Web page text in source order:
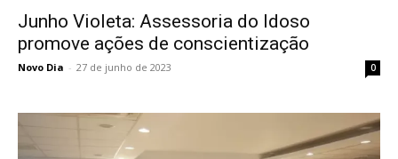
Junho Violeta: Assessoria do Idoso
promove ações de conscientização
Novo Dia - 27 de junho de 2023 0